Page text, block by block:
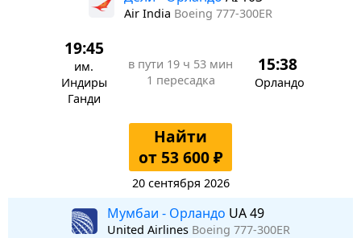
Air India Boeing 777-300ER
19:45
им.
Индиры
Ганди
в пути 19 ч 53 мин
1 пересадка
15:38
Орландо
Найти
от 53 600 ₽
20 сентября 2026
Мумбаи - Орландо UA 49
United Airlines Boeing 777-300ER